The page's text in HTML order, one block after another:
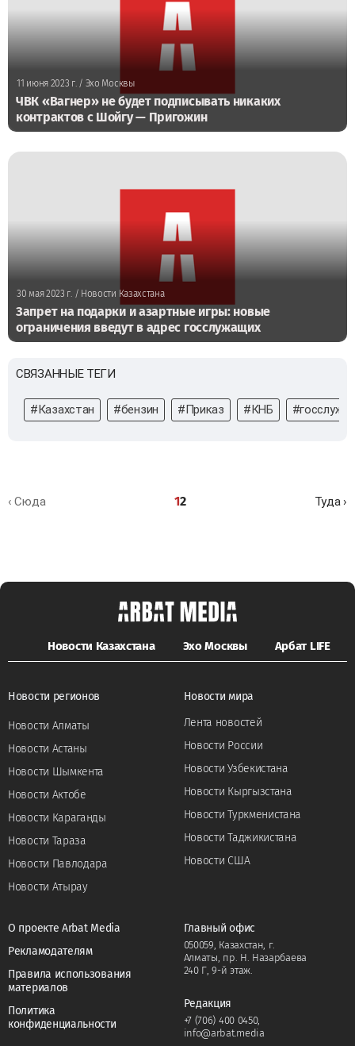
11 июня 2023 г. / Эхо Москвы
ЧВК «Вагнер» не будет подписывать никаких
контрактов с Шойгу — Пригожин
30 мая 2023 г./ Новости Казахстана
Запрет на подарки и азартные игры: новые
ограничения введут в адрес госслужащих
СВЯЗАННЫЕ ТЕГИ
#Казахстан #бензин #Приказ #КНБ
‹ Сюда 12 Туда ›
Новости Казахстана Эхо Москвы Арбат LIFE
Новости регионов
Новости Алматы
Новости Астаны
Новости Шымкента
Новости Актобе
Новости Караганды
Новости Тараза
Новости Павлодара
Новости Атырау
Новости мира
Лента новостей
Новости России
Новости Узбекистана
Новости Кыргызстана
Новости Туркменистана
Новости Таджикистана
Новости США
О проекте Arbat Media
Рекламодателям
Правила использования
материалов
Политика
конфиденциальности
Главный офис
050059, Казахстан, г.
Алматы, пр. Н. Назарбаева
240 Г, 9-й этаж.
Редакция
+7 (706) 400 0450,
info@arbat.media